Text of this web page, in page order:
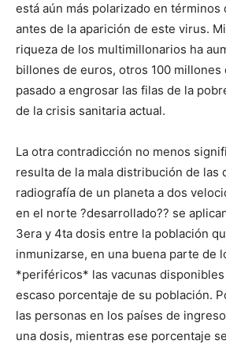
está aún más polarizado en términos
antes de la aparición de este virus.
riqueza de los multimillonarios ha
billones de euros, otros 100 millones
pasado a engrosar las filas de la
de la crisis sanitaria actual.
La otra contradicción no menos
resulta de la mala distribución de las
radiografía de un planeta a dos
en el norte ?desarrollado?? se
3era y 4ta dosis entre la población
inmunizarse, en una buena parte de
*periféricos* las vacunas
escaso porcentaje de su población.
las personas en los países de
una dosis, mientras ese porcentaje